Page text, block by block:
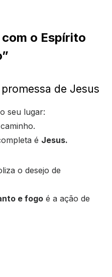
o Espírito
de Jesus
seu lugar:
é Jesus.
o desejo de
e fogo é a ação de